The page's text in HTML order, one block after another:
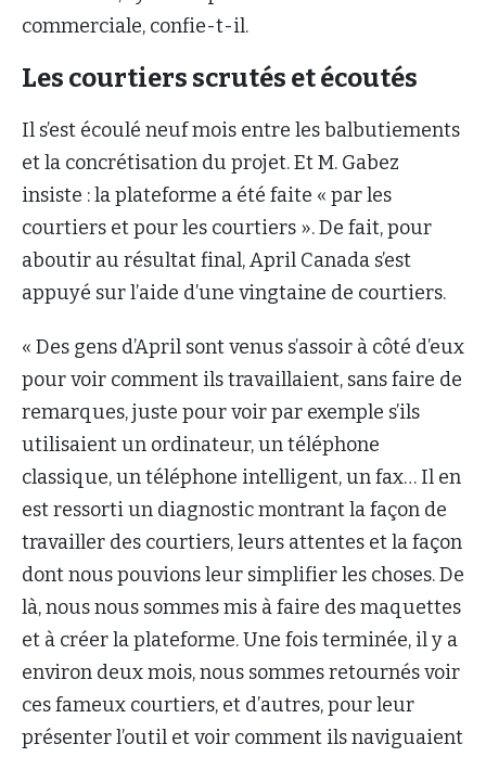
commerciale, confie-t-il.
Les courtiers scrutés et écoutés
Il s’est écoulé neuf mois entre les balbutiements
et la concrétisation du projet. Et M. Gabez
insiste : la plateforme a été faite « par les
courtiers et pour les courtiers ». De fait, pour
aboutir au résultat final, April Canada s’est
appuyé sur l’aide d’une vingtaine de courtiers.
« Des gens d’April sont venus s’assoir à côté d’eux
pour voir comment ils travaillaient, sans faire de
remarques, juste pour voir par exemple s’ils
utilisaient un ordinateur, un téléphone
classique, un téléphone intelligent, un fax… Il en
est ressorti un diagnostic montrant la façon de
travailler des courtiers, leurs attentes et la façon
dont nous pouvions leur simplifier les choses. De
là, nous nous sommes mis à faire des maquettes
et à créer la plateforme. Une fois terminée, il y a
environ deux mois, nous sommes retournés voir
ces fameux courtiers, et d’autres, pour leur
présenter l’outil et voir comment ils naviguaient